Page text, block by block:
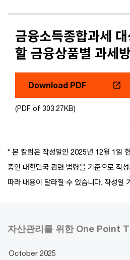
금융소득종합과세
할 금융상품별 과세
Download PDF
(PDF of 303.27KB)
* 본 칼럼은 작성일인 2025년 12월 1일
중인 대한민국 관련 법령을 기준으로 작
따라 내용이 달라질 수 있습니다. 작성일
자산관리를 위한 One Point
October 2025